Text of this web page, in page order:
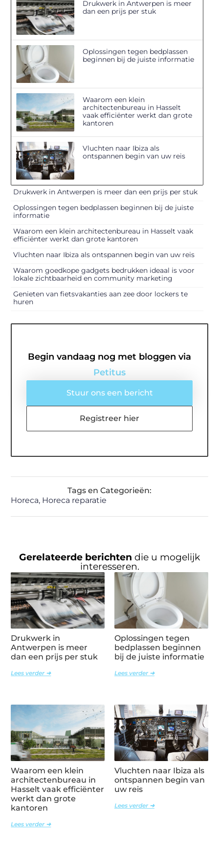
Drukwerk in Antwerpen is meer
dan een prijs per stuk
Oplossingen tegen bedplassen
beginnen bij de juiste informatie
Waarom een klein
architectenbureau in Hasselt
vaak efficiënter werkt dan grote
kantoren
Vluchten naar Ibiza als
ontspannen begin van uw reis
Drukwerk in Antwerpen is meer dan een prijs per stuk
Oplossingen tegen bedplassen beginnen bij de juiste
informatie
Waarom een klein architectenbureau in Hasselt vaak
efficiënter werkt dan grote kantoren
Vluchten naar Ibiza als ontspannen begin van uw reis
Waarom goedkope gadgets bedrukken ideaal is voor
lokale zichtbaarheid en community marketing
Genieten van fietsvakanties aan zee door lockers te
huren
Begin vandaag nog met bloggen via
Petitus
Stuur ons een bericht
Registreer hier
Tags en Categorieën:
Horeca, Horeca reparatie
Gerelateerde berichten die u mogelijk
interesseren.
Drukwerk in
Antwerpen is meer
dan een prijs per stuk
Lees verder ➜
Oplossingen tegen
bedplassen beginnen
bij de juiste informatie
Lees verder ➜
Waarom een klein
architectenbureau in
Hasselt vaak efficiënter
werkt dan grote
kantoren
Lees verder ➜
Vluchten naar Ibiza als
ontspannen begin van
uw reis
Lees verder ➜